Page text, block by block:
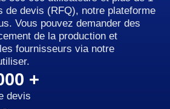
de devis (RFQ), notre plateforme
Vous pouvez demander des
de la production et
fournisseurs via notre
+
devis